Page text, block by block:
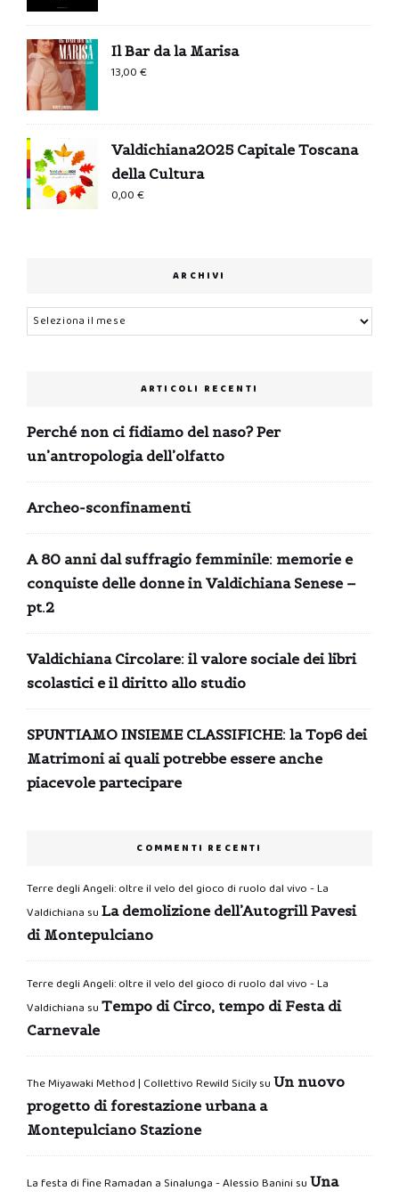
Il Bar da la Marisa
13,00€
Valdichiana2025 Capitale Toscana
della Cultura
0,00€
ARCHIVI
Archivi
ARTICOLI RECENTI
Perché non ci fidiamo del naso? Per
un’antropologia dell’olfatto
Archeo-sconfinamenti
A 80 anni dal suffragio femminile: memorie e
conquiste delle donne in Valdichiana Senese –
pt.2
Valdichiana Circolare: il valore sociale dei libri
scolastici e il diritto allo studio
SPUNTIAMO INSIEME CLASSIFICHE: la Top6 dei
Matrimoni ai quali potrebbe essere anche
piacevole partecipare
COMMENTI RECENTI
Terre degli Angeli: oltre il velo del gioco di ruolo dal vivo - La
Valdichiana su La demolizione dell’Autogrill Pavesi
di Montepulciano
Terre degli Angeli: oltre il velo del gioco di ruolo dal vivo - La
Valdichiana su Tempo di Circo, tempo di Festa di
Carnevale
The Miyawaki Method | Collettivo Rewild Sicilysu Un nuovo
progetto di forestazione urbana a
Montepulciano Stazione
La festa di fine Ramadan a Sinalunga - Alessio Banini su Una